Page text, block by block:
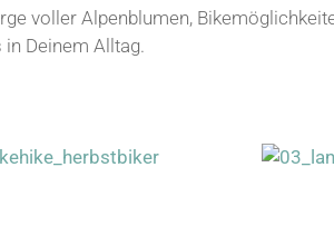
voller Alpenblumen,
Deinem Alltag.